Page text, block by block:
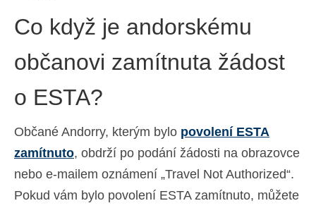
Co když je andorskému
občanovi zamítnuta žádost
o ESTA?
Občané Andorry, kterým bylo povolení ESTA
zamítnuto, obdrží po podání žádosti na obrazovce
nebo e-mailem oznámení „Travel Not Authorized“.
Pokud vám bylo povolení ESTA zamítnuto, můžete